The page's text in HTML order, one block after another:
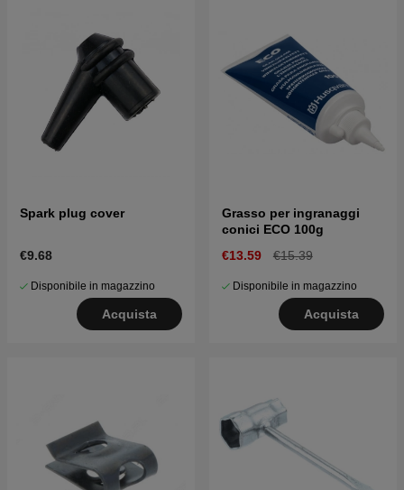
Spark plug cover
€9.68
Disponibile in magazzino
Acquista
Grasso per ingranaggi
conici ECO 100g
€13.59
€15.39
Disponibile in magazzino
Acquista